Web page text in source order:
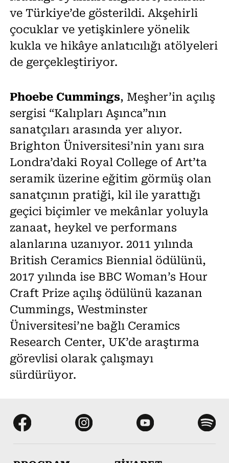
ve Türkiye’de gösterildi. Akşehirli
çocuklar ve yetişkinlere yönelik
kukla ve hikâye anlatıcılığı atölyeleri
de gerçekleştiriyor.
Phoebe Cummings, Meşher’in açılış
sergisi “Kalıpları Aşınca”nın
sanatçıları arasında yer alıyor.
Brighton Üniversitesi’nin yanı sıra
Londra’daki Royal College of Art’ta
seramik üzerine eğitim görmüş olan
sanatçının pratiği, kil ile yarattığı
geçici biçimler ve mekânlar yoluyla
zanaat, heykel ve performans
alanlarına uzanıyor. 2011 yılında
British Ceramics Biennial ödülünü,
2017 yılında ise BBC Woman’s Hour
Craft Prize açılış ödülünü kazanan
Cummings, Westminster
Üniversitesi’ne bağlı Ceramics
Research Center, UK’de araştırma
görevlisi olarak çalışmayı
sürdürüyor.